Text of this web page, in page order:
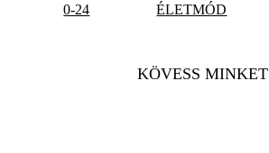
0-24 ÉLETMÓD
KÖVESS MINKET